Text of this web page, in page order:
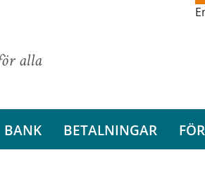
alla
BANK BETALNINGAR